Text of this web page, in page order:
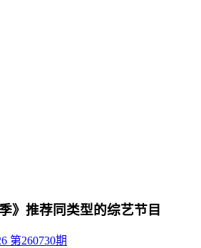
》推荐同类型的综艺节目
第260730期